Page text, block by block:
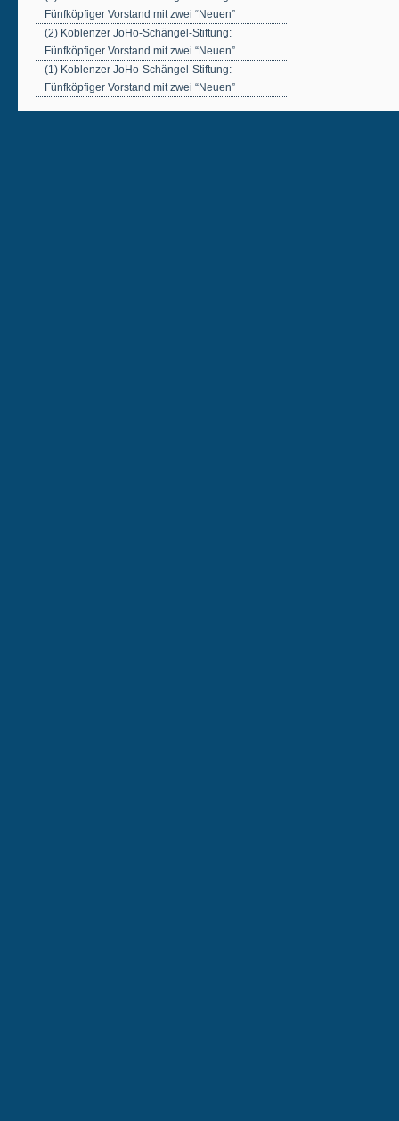
Fünfköpfiger Vorstand mit zwei “Neuen”
(2) Koblenzer JoHo-Schängel-Stiftung:
Fünfköpfiger Vorstand mit zwei “Neuen”
(1) Koblenzer JoHo-Schängel-Stiftung:
Fünfköpfiger Vorstand mit zwei “Neuen”